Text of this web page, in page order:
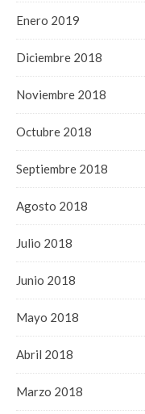
Enero 2019
Diciembre 2018
Noviembre 2018
Octubre 2018
Septiembre 2018
Agosto 2018
Julio 2018
Junio 2018
Mayo 2018
Abril 2018
Marzo 2018